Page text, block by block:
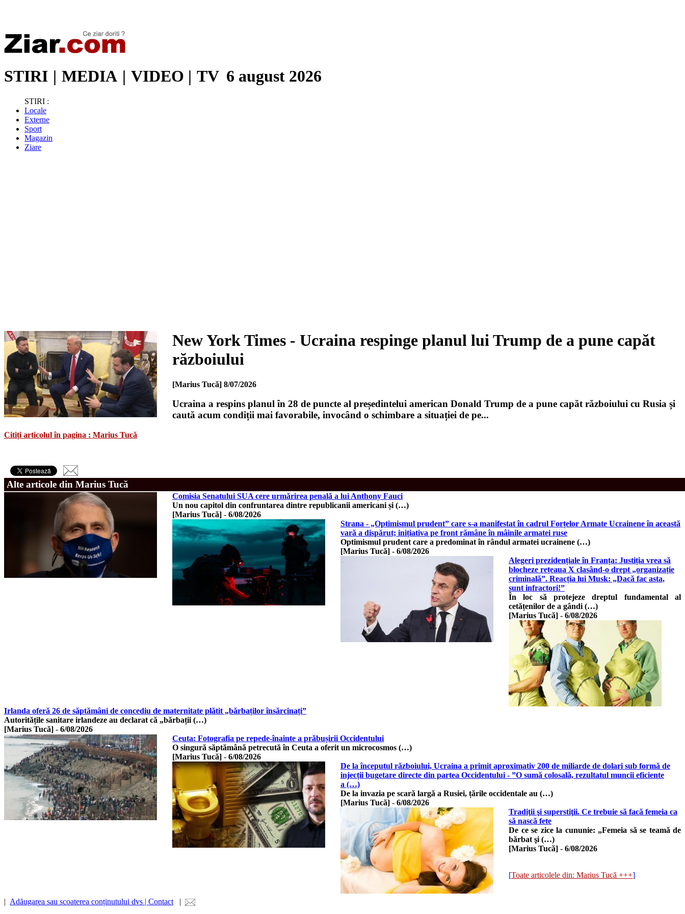
STIRI | MEDIA | VIDEO | TV 6 august 2026
STIRI :
Locale
Externe
Sport
Magazin
Ziare
New York Times - Ucraina respinge planul lui Trump de a pune capăt
războiului
[Marius Tucă] 8/07/2026
Ucraina a respins planul în 28 de puncte al președintelui american Donald Trump de a pune capăt războiului cu Rusia și
caută acum condiții mai favorabile, invocând o schimbare a situației de pe...
Citiți articolul în pagina : Marius Tucă
Alte articole din Marius Tucă
Comisia Senatului SUA cere urmărirea penală a lui Anthony Fauci
Un nou capitol din confruntarea dintre republicanii americani și (…)
[Marius Tucă] - 6/08/2026
Strana - „Optimismul prudent” care s-a manifestat în cadrul Forțelor Armate Ucrainene în această
vară a dispărut; inițiativa pe front rămâne în mâinile armatei ruse
Optimismul prudent care a predominat în rândul armatei ucrainene (…)
[Marius Tucă] - 6/08/2026
Alegeri prezidențiale în Franța: Justiția vrea să
blocheze rețeaua X clasând-o drept „organizație
criminală”. Reacția lui Musk: „Dacă fac asta,
sunt infractori!”
În loc să protejeze dreptul fundamental al
cetățenilor de a gândi (…)
[Marius Tucă] - 6/08/2026
Irlanda oferă 26 de săptămâni de concediu de maternitate plătit „bărbaților însărcinați”
Autoritățile sanitare irlandeze au declarat că „bărbații (…)
[Marius Tucă] - 6/08/2026
Ceuta: Fotografia pe repede-înainte a prăbușirii Occidentului
O singură săptămână petrecută în Ceuta a oferit un microcosmos (…)
[Marius Tucă] - 6/08/2026
De la începutul războiului, Ucraina a primit aproximativ 200 de miliarde de dolari sub formă de
injecții bugetare directe din partea Occidentului - ”O sumă colosală, rezultatul muncii eficiente
a (…)
De la invazia pe scară largă a Rusiei, țările occidentale au (…)
[Marius Tucă] - 6/08/2026
Tradiţii şi superstiţii. Ce trebuie să facă femeia ca
să nască fete
De ce se zice la cununie: „Femeia să se teamă de
bărbat şi (…)
[Marius Tucă] - 6/08/2026
[Toate articolele din: Marius Tucă +++]
| Adăugarea sau scoaterea conținutului dvs | Contact |